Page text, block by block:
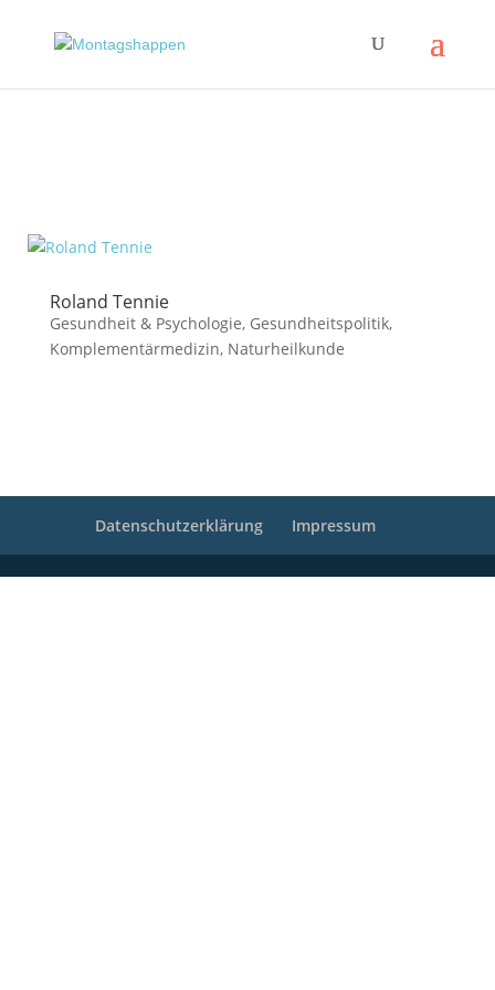
Roland Tennie
Gesundheit & Psychologie, Gesundheitspolitik,
Komplementärmedizin, Naturheilkunde
Datenschutzerklärung Impressum